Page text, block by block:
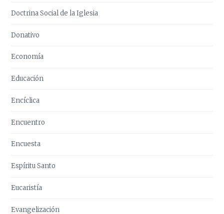
Doctrina Social de la Iglesia
Donativo
Economía
Educación
Encíclica
Encuentro
Encuesta
Espíritu Santo
Eucaristía
Evangelización